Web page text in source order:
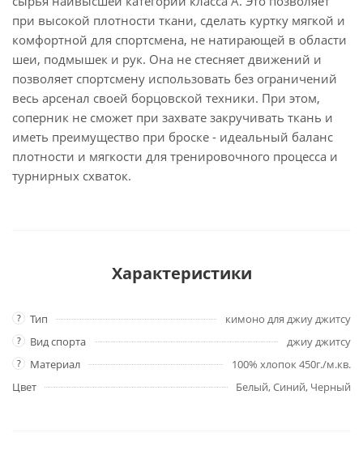
при высокой плотности ткани, сделать куртку мягкой и
комфортной для спортсмена, не натирающей в области
шеи, подмышек и рук. Она не стесняет движений и
позволяет спортсмену использовать без ограничений
весь арсенал своей борцовской техники. При этом,
соперник не сможет при захвате закручивать ткань и
иметь преимущество при броске - идеальный баланс
плотности и мягкости для тренировочного процесса и
турнирных схваток.
Характеристики
? Тип кимоно для джиу джитсу
? Вид спорта джиу джитсу
? Материал
100% хлопок 450г./м.кв.
Цвет
Белый, Синий, Черный